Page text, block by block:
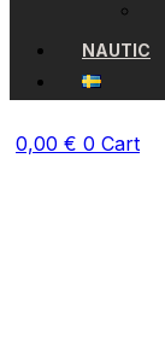
NAUTIC
0,00 € 0 Cart